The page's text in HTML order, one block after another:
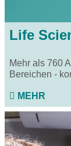
Life
Mehr als 760
Bereichen -
MEHR